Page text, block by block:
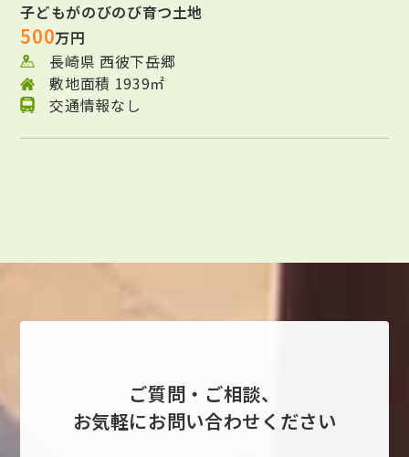
子どもがのびのび育つ土地
500万円
長崎県 西彼下岳郷
敷地面積 1939㎡
交通情報なし
ご質問・ご相談、
お気軽にお問い合わせください